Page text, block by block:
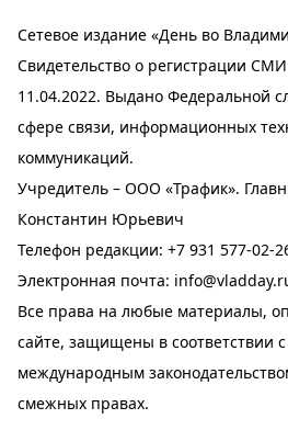
Сетевое издание «День во
Свидетельство о регистрации
11.04.2022. Выдано Федеральной
сфере связи, информационных
коммуникаций.
Учредитель – ООО «Трафик».
Константин Юрьевич
Телефон редакции: +7 931 577-02-
Электронная почта:
Все права на любые материалы,
сайте, защищены в соответствии
международным
смежных правах.